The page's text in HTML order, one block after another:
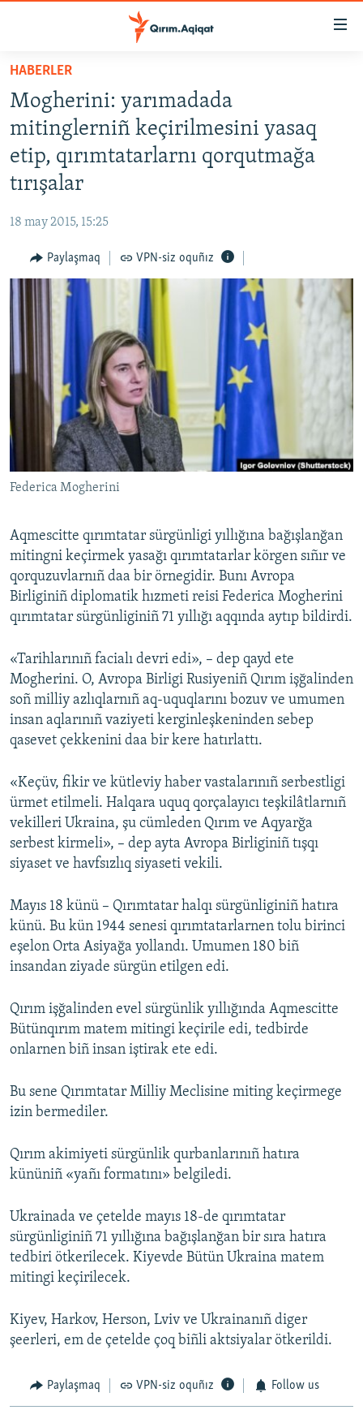
Esas
qaytmaq
Baş
navigatsiyağa
qaytmaq
Qıdıruvğa
HABERLER
SİYASET
İQTİSADİYAT
CEMİYET
İNSAN AQLARI
VİDEO
SÜRET
BLOGLAR
Русский
Українською
QOŞULIÑIZ!
RFE/RS bütün saytları
HABERLER
Mogherini: yarımadada
mitinglerniñ keçirilmesini yasaq
etip, qırımtatarlarnı qorqutmağa
tırışalar
18 may 2015, 15:25
Paylaşmaq VPN-siz oquñız
Federica Mogherini
Aqmescitte qırımtatar sürgünligi yıllığına bağışlanğan
mitingni keçirmek yasağı qırımtatarlar körgen sıñır ve
qorquzuvlarnıñ daa bir örnegidir. Bunı Avropa
Birliginiñ diplomatik hızmeti reisi Federica Mogherini
qırımtatar sürgünliginiñ 71 yıllığı aqqında aytıp bildirdi.
«Tarihlarınıñ facialı devri edi», – dep qayd ete
Mogherini. O, Avropa Birligi Rusiyeniñ Qırım işğalinden
soñ milliy azlıqlarnıñ aq-uquqlarını bozuv ve umumen
insan aqlarınıñ vaziyeti kerginleşkeninden sebep
qasevet çekkenini daa bir kere hatırlattı.
«Keçüv, fikir ve kütleviy haber vastalarınıñ serbestligi
ürmet etilmeli. Halqara uquq qorçalayıcı teşkilâtlarnıñ
vekilleri Ukraina, şu cümleden Qırım ve Aqyarğa
serbest kirmeli», – dep ayta Avropa Birliginiñ tışqı
siyaset ve havfsızlıq siyaseti vekili.
Mayıs 18 künü – Qırımtatar halqı sürgünliginiñ hatıra
künü. Bu kün 1944 senesi qırımtatarlarnen tolu birinci
eşelon Orta Asiyağa yollandı. Umumen 180 biñ
insandan ziyade sürgün etilgen edi.
Qırım işğalinden evel sürgünlik yıllığında Aqmescitte
Bütünqırım matem mitingi keçirile edi, tedbirde
onlarnen biñ insan iştirak ete edi.
Bu sene Qırımtatar Milliy Meclisine miting keçirmege
izin bermediler.
Qırım akimiyeti sürgünlik qurbanlarınıñ hatıra
kününiñ «yañı formatını» belgiledi.
Ukrainada ve çetelde mayıs 18-de qırımtatar
sürgünliginiñ 71 yıllığına bağışlanğan bir sıra hatıra
tedbiri ötkerilecek. Kiyevde Bütün Ukraina matem
mitingi keçirilecek.
Kiyev, Harkov, Herson, Lviv ve Ukrainanıñ diger
şeerleri, em de çetelde çoq biñli aktsiyalar ötkerildi.
Paylaşmaq VPN-siz oquñız Follow us